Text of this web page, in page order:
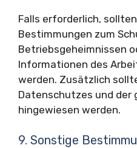
Falls erforderlich,
Bestimmungen zum
Betriebsgeheimnissen
Informationen des
werden. Zusätzlich
Datenschutzes und
hingewiesen werden.
9. Sonstige